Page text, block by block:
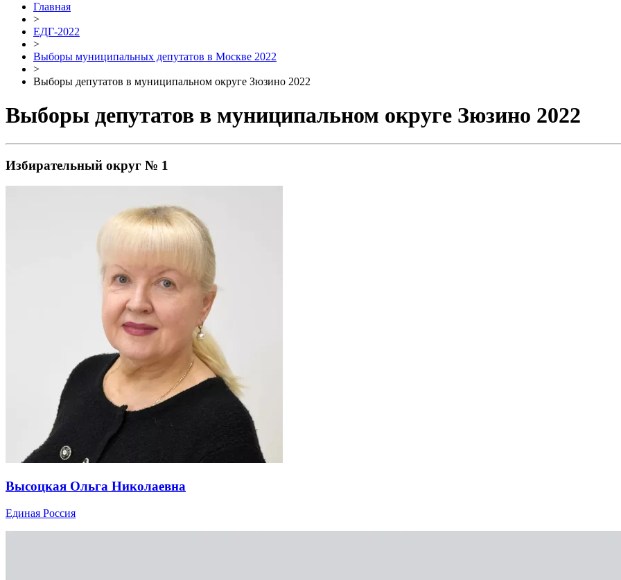
Главная
>
ЕДГ-2022
>
Выборы муниципальных депутатов в Москве 2022
>
Выборы депутатов в муниципальном округе Зюзино 2022
Выборы депутатов в муниципальном округе Зюзино 2022
Избирательный округ № 1
Высоцкая Ольга Николаевна
Единая Россия